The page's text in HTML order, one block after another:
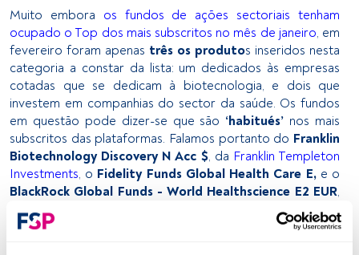
Muito embora os fundos de ações sectoriais tenham
ocupado o Top dos mais subscritos no mês de janeiro, em
fevereiro foram apenas três os produtos inseridos nesta
categoria a constar da lista: um dedicados às empresas
cotadas que se dedicam à biotecnologia, e dois que
investem em companhias do sector da saúde. Os fundos
em questão pode dizer-se que são ‘habitués’ nos mais
subscritos das plataformas. Falamos portanto do Franklin
Biotechnology Discovery N Acc $, da Franklin Templeton
Investments, o Fidelity Funds Global Health Care E,e o
BlackRock Global Funds - World Healthscience E2 EUR,
daBlackRock
A bolsa indiana já não apresenta o mesmo fulgor de finais